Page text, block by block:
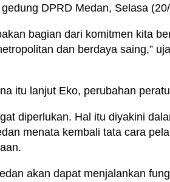
DPRD Medan, Selasa
bagian dari komitmen kita
dan berdaya saing,”
itu lanjut Eko, perubahan
diperlukan. Hal itu diyakini
menata kembali tata cara
akan dapat menjalankan